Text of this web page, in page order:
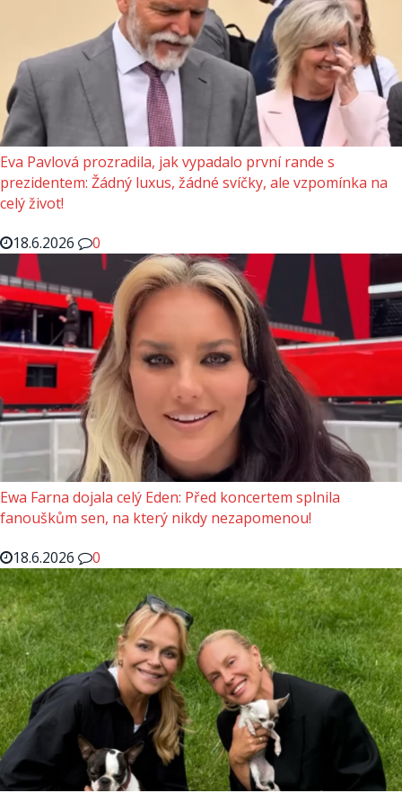
Eva Pavlová prozradila, jak vypadalo první rande s
prezidentem: Žádný luxus, žádné svíčky, ale vzpomínka na
celý život!
18.6.2026
0
Ewa Farna dojala celý Eden: Před koncertem splnila
fanouškům sen, na který nikdy nezapomenou!
18.6.2026
0